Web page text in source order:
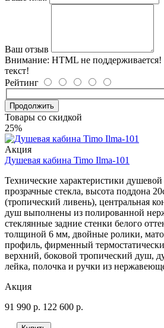
Ваш отзыв
Внимание: HTML не
текст!
Рейтинг
Продолжить
Товары со скидкой
25%
Акция
Душевая кабина Timo Ilma-101
Технические характеристики
прозрачные стекла, высота поддона
(тропический ливень), центральная
душ выполнены из полированной
стеклянные задние стенки белого
толщиной 6 мм, двойные ролики,
профиль, фирменный
верхний, боковой тропический душ,
лейка, полочка и ручки из
Акция
91 990 р. 122 600 р.